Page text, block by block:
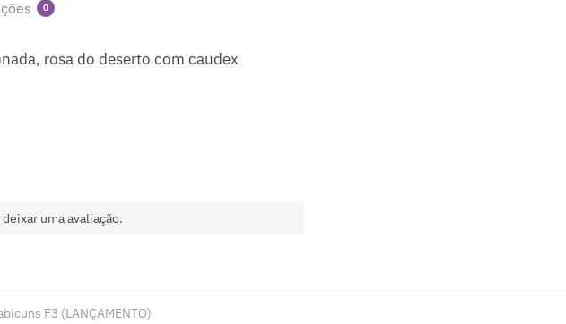
0
rosa do deserto com caudex
uma avaliação.
F3 (LANÇAMENTO)